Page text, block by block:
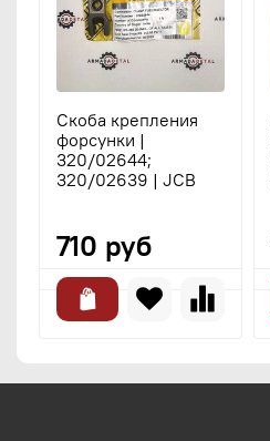
Скоба крепления
форсунки |
320/02644;
320/02639 | JCB
710 руб